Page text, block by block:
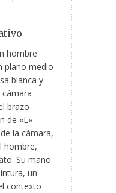
hombre
plano medio
blanca y
brazo
de «L»
la cámara,
hombre,
Su mano
un
contexto